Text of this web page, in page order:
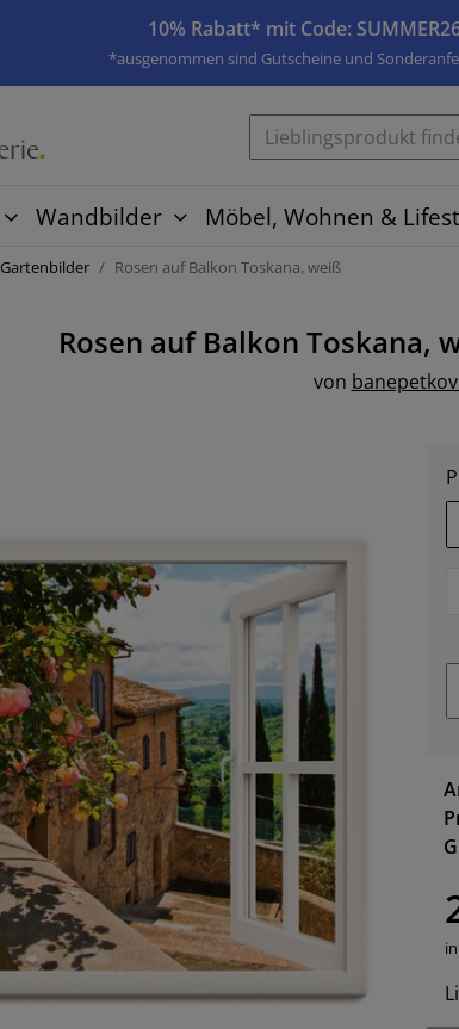
10% Rabatt* mit Code:
*ausgenommen sind Gutscheine und
Wandbilder Möbel, Wohnen &
Gartenbilder Rosen auf Balkon Toskana, weiß
Rosen auf Balkon Toskana,
von